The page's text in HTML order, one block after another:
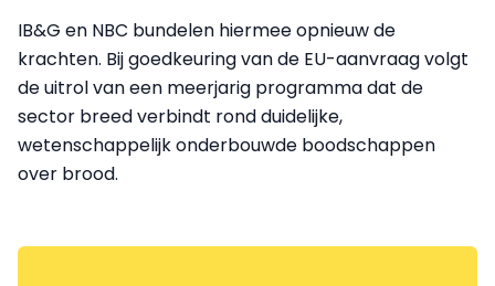
IB&G en NBC bundelen hiermee opnieuw de
krachten. Bij goedkeuring van de EU-aanvraag volgt
de uitrol van een meerjarig programma dat de
sector breed verbindt rond duidelijke,
wetenschappelijk onderbouwde boodschappen
over brood.